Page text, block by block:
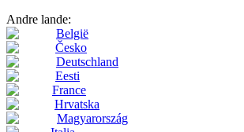
Andre lande:
België
Česko
Deutschland
Eesti
France
Hrvatska
Magyarország